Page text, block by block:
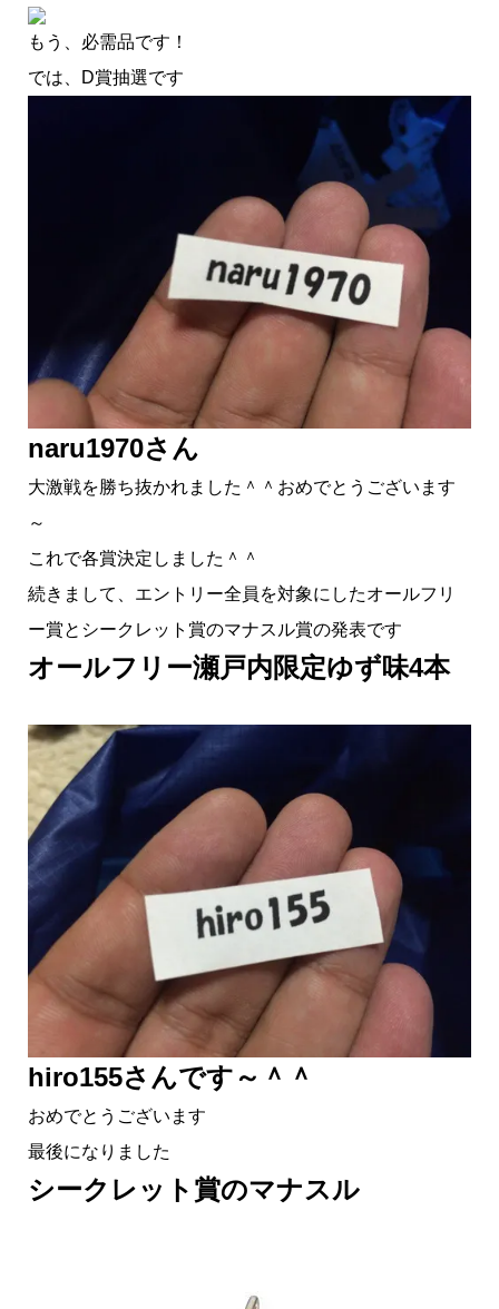
もう、必需品です！
では、D賞抽選です
naru1970さん
大激戦を勝ち抜かれました＾＾おめでとうございます
～
これで各賞決定しました＾＾
続きまして、エントリー全員を対象にしたオールフリ
ー賞とシークレット賞のマナスル賞の発表です
オールフリー瀬戸内限定ゆず味4本
hiro155さんです～＾＾
おめでとうございます
最後になりました
シークレット賞のマナスル